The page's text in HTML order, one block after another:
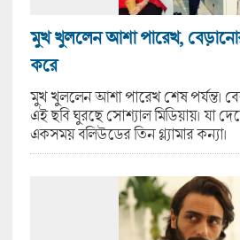
মুখ খুললেন আশা পারেখ,
করে
মুখ খুললেন আশা পারেখ শেষ পর্যন্ত।
এই ছবি ঘুরছে সোশ্যাল মিডিয়ায়। যা
একসময় বলিউডের তিন গ্ল্যামার কন্যা।